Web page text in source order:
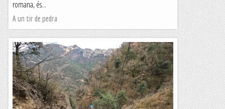
romana, és...
A un tir de pedra